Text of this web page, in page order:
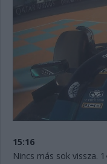
15:16
Nincs más sok vissza.